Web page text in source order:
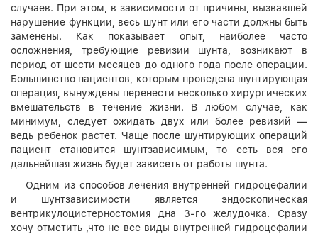
случаев. При этом, в зависимости от причины, вызвавшей
нарушение функции, весь шунт или его части должны быть
заменены. Как показывает опыт, наиболее часто
осложнения, требующие ревизии шунта, возникают в
период от шести месяцев до одного года после операции.
Большинство пациентов, которым проведена шунтирующая
операция, вынуждены перенести несколько хирургических
вмешательств в течение жизни. В любом случае, как
минимум, следует ожидать двух или более ревизий —
ведь ребенок растет. Чаще после шунтирующих операций
пациент становится шунтзависимым, то есть вся его
дальнейшая жизнь будет зависеть от работы шунта.
Одним из способов лечения внутренней гидроцефалии
и шунтзависимости является эндоскопическая
вентрикулоцистерностомия дна 3-го желудочка. Сразу
хочу отметить ,что не все виды внутренней гидроцефалии